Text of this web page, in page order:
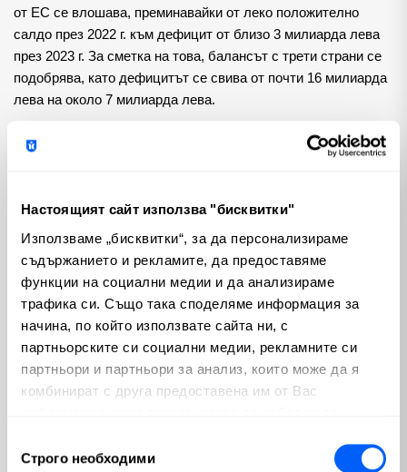
Настоящият сайт използва "бисквитки"
Използваме „бисквитки“, за да персонализираме
съдържанието и рекламите, да предоставяме
функции на социални медии и да анализираме
трафика си. Също така споделяме информация за
начина, по който използвате сайта ни, с
партньорските си социални медии, рекламните си
партньори и партньори за анализ, които може да я
комбинират с друга предоставена им от Вас
наСтрого необходими
от ЕС се влошава, преминавайки от леко положително
салдо през 2022 г. към дефицит от близо 3 милиарда лева
през 2023 г. За сметка на това, балансът с трети страни се
подобрява, като дефицитът се свива от почти 16 милиарда
лева на около 7 милиарда лева.
Теми
Криптовалути(100) Пазари(810)
Макроикономика(280) Emerging Markets(3)
България Изкуствен интелект (65)
Геополитика (23) Политика(74)
Популярни